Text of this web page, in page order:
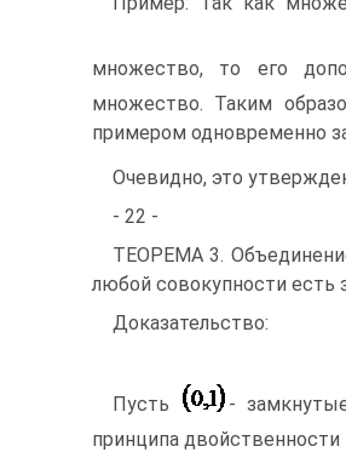
множество, то его
множество. Таким
примером одновременно
Очевидно, это
- 22 -
ТЕОРЕМА 3.
любой совокупности есть
Доказательство:
Пусть -
принципа